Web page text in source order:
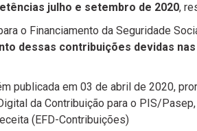
julho e setembro de 2020,
o Financiamento da Seguridade
dessas contribuições devidas
publicada em 03 de abril de 2020,
da Contribuição para o PIS/
(EFD-Contribuições)